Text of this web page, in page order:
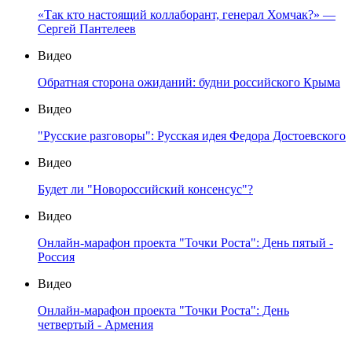
«Так кто настоящий коллаборант, генерал Хомчак?» —
Сергей Пантелеев
Видео
Обратная сторона ожиданий: будни российского Крыма
Видео
"Русские разговоры": Русская идея Федора Достоевского
Видео
Будет ли "Новороссийский консенсус"?
Видео
Онлайн-марафон проекта "Точки Роста": День пятый -
Россия
Видео
Онлайн-марафон проекта "Точки Роста": День
четвертый - Армения